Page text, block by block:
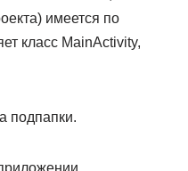
имеется по
класс MainActivity,
подпапки.